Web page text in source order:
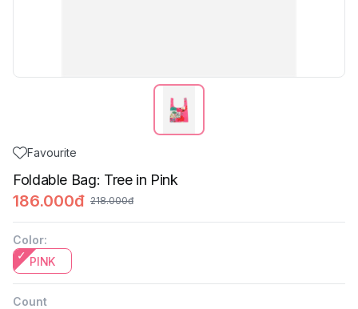
Favourite
Foldable Bag: Tree in Pink
186.000đ 218.000đ
Color:
PINK
Count